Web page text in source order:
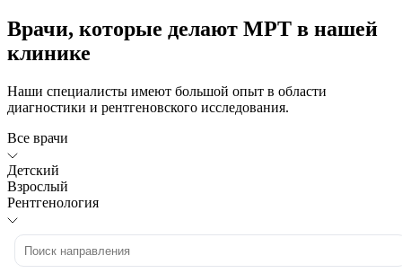
Врачи, которые делают МРТ в нашей
клинике
Наши специалисты имеют большой опыт в области
диагностики и рентгеновского исследования.
Все врачи
Детский
Взрослый
Рентгенология